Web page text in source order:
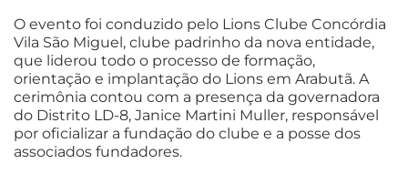
O evento foi conduzido pelo Lions Clube Concórdia
Vila São Miguel, clube padrinho da nova entidade,
que liderou todo o processo de formação,
orientação e implantação do Lions em Arabutã. A
cerimônia contou com a presença da governadora
do Distrito LD-8, Janice Martini Muller, responsável
por oficializar a fundação do clube e a posse dos
associados fundadores.